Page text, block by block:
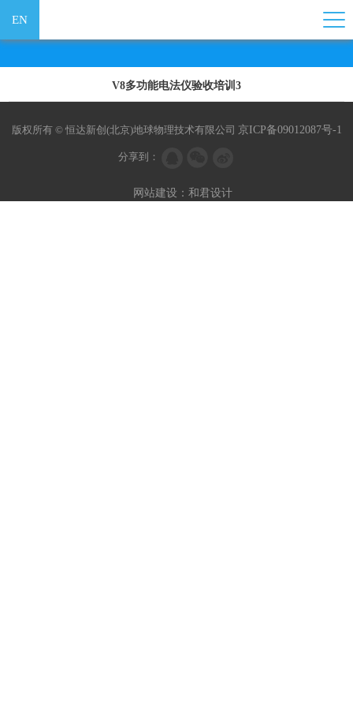
EN
V8多功能电法仪验收培训3
版权所有 © 恒达新创(北京)地球物理技术有限公司 京ICP备09012087号-1
分享到：
网站建设：和君设计